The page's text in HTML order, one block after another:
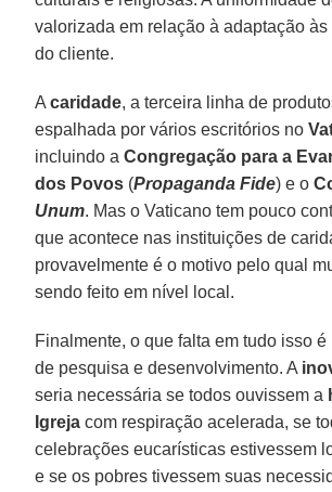
valorizada em relação à adaptação
do cliente.
Acaridade, a terceira linha de
espalhada por vários escritórios no
incluindo aCongregação para a
dos Povos (Propaganda Fide) e o
Unum. Mas o Vaticano tem pouco
que acontece nas instituições de
provavelmente é o motivo pelo qual
sendo feito em nível local.
Finalmente, o que falta em tudo isso
de pesquisa e desenvolvimento. A
seria necessária se todos ouvissem a
Igreja com respiração acelerada, se
celebrações eucarísticas estivessem
e se os pobres tivessem suas